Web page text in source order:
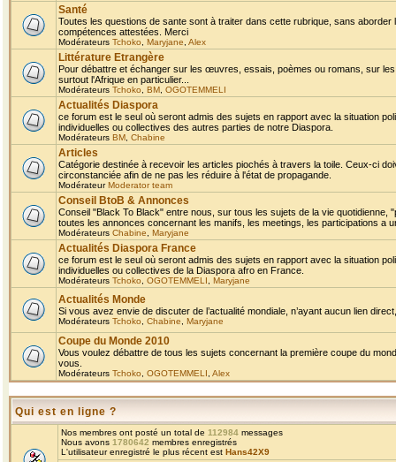
Santé
Toutes les questions de sante sont à traiter dans cette rubrique, sans
compétences attestées. Merci
Modérateurs Tchoko Maryjane Alex
Littérature Etrangère
Pour débattre et échanger sur les œuvres, essais, poèmes ou romans, sur
surtout l'Afrique en particulier...
Modérateurs Tchoko BM OGOTEMMELI
Actualités Diaspora
ce forum est le seul où seront admis des sujets en rapport avec la situation
individuelles ou collectives des autres parties de notre Diaspora.
Modérateurs BM Chabine
Articles
Catégorie destinée à recevoir les articles piochés à travers la toile. Ceux-ci
circonstanciée afin de ne pas les réduire à l'état de propagande.
ModérateurModerator team
Conseil BtoB & Annonces
Conseil "Black To Black" entre nous, sur tous les sujets de la vie
toutes les annonces concernant les manifs, les meetings, les participations a
Modérateurs Chabine Maryjane
Actualités Diaspora France
ce forum est le seul où seront admis des sujets en rapport avec la situation
individuelles ou collectives de la Diaspora afro en France.
Modérateurs Tchoko OGOTEMMELI Maryjane
Actualités Monde
Si vous avez envie de discuter de l’actualité mondiale, n’ayant aucun lien
Modérateurs Tchoko Chabine Maryjane
Coupe du Monde 2010
Vous voulez débattre de tous les sujets concernant la première coupe du
vous.
Modérateurs Tchoko OGOTEMMELI Alex
Qui est en ligne ?
Nos membres ont posté un total de 112984 messages
Nous avons 1780642 membres enregistrés
L'utilisateur enregistré le plus récent est Hans42X9